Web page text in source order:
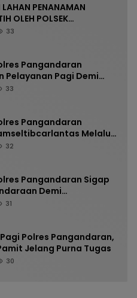
LAHAN PENANAMAN
OLEH POLSEK
DUKUNG PROGRAM
33
Pangandaran
Pelayanan Pagi Demi
Kendaraan
33
Pangandaran
Melalui
Pagi
32
Pangandaran Sigap
Demi
Pengguna Jalan
31
Polres Pangandaran,
Jelang Purna Tugas
30